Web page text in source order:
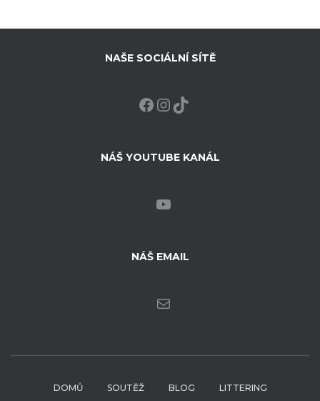
NAŠE SOCIÁLNÍ SÍTĚ
FACEBOOK INSTAGRAM
NÁŠ YOUTUBE KANÁL
NÁŠ EMAIL
DOMŮ SOUTĚŽ BLOG LITTERING